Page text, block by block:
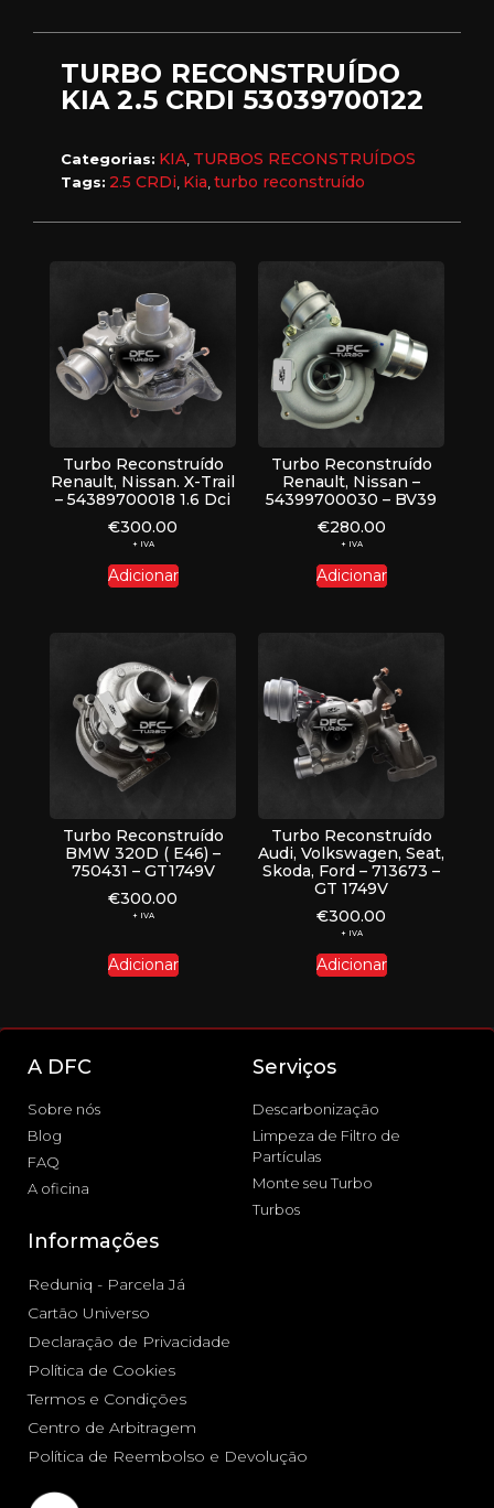
TURBO RECONSTRUÍDO
KIA 2.5 CRDI 53039700122
Categorias: KIA TURBOS RECONSTRUÍDOS
Tags: 2.5 CRDi Kia turbo reconstruído
Turbo Reconstruído
Renault, Nissan. X-Trail
– 54389700018 1.6 Dci
€300.00
+ IVA
Adicionar
Turbo Reconstruído
Renault, Nissan –
54399700030 – BV39
€280.00
+ IVA
Adicionar
Turbo Reconstruído
BMW 320D ( E46) –
750431 – GT1749V
€300.00
+ IVA
Adicionar
Turbo Reconstruído
Audi, Volkswagen, Seat,
Skoda, Ford – 713673 –
GT 1749V
€300.00
+ IVA
Adicionar
A DFC
Sobre nós
Blog
FAQ
A oficina
Serviços
Descarbonização
Limpeza de Filtro de
Partículas
Monte seu Turbo
Turbos
Informações
Reduniq - Parcela Já
Cartão Universo
Declaração de Privacidade
Política de Cookies
Termos e Condições
Centro de Arbitragem
Política de Reembolso e Devolução